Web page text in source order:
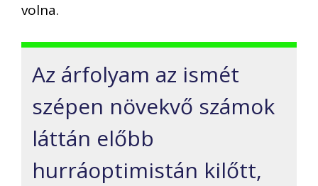
volna.
Az árfolyam az ismét
szépen növekvő számok
láttán előbb
hurráoptimistán kilőtt,